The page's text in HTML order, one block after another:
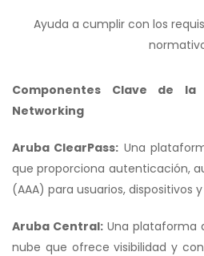
Ayuda a cumplir con los
Componentes Clave de
Networking
Aruba ClearPass: Una
que proporciona autenticación,
(AAA) para usuarios, dispositivos
Aruba Central: Una plataforma
nube que ofrece visibilidad y